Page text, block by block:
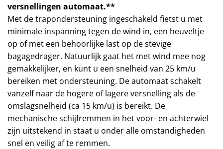
versnellingen automaat.**
Met de trapondersteuning ingeschakeld fietst u met
minimale inspanning tegen de wind in, een heuveltje
op of met een behoorlijke last op de stevige
bagagedrager. Natuurlijk gaat het met wind mee nog
gemakkelijker, en kunt u een snelheid van 25 km/u
bereiken met ondersteuning. De automaat schakelt
vanzelf naar de hogere of lagere versnelling als de
omslagsnelheid (ca 15 km/u) is bereikt. De
mechanische schijfremmen in het voor- en achterwiel
zijn uitstekend in staat u onder alle omstandigheden
snel en veilig af te remmen.